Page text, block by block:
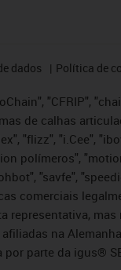
dados Política de
"CFRIP",
de calhas
"flizz", "i.Cee",
polímeros",
"savfe",
comerciais
representativa,
na
parte da igus®